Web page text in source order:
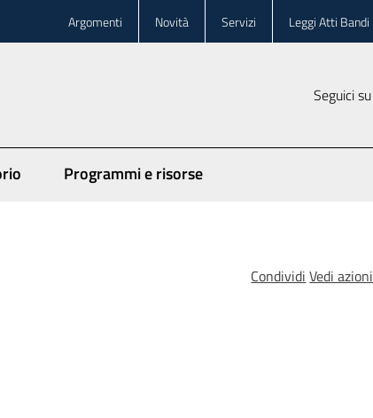
Argomenti Novità Servizi Leggi Atti Bandi
Seguici su
Programmi e risorse
Condividi Vedi azioni